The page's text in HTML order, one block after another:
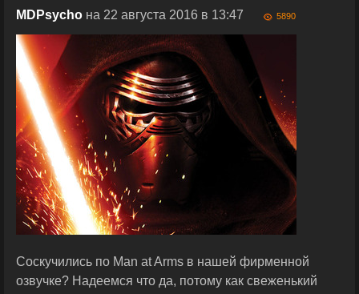
MDPsycho на 22 августа 2016 в 13:47 5890
Соскучились по Man at Arms в нашей фирменной
озвучке? Надеемся что да, потому как свеженький